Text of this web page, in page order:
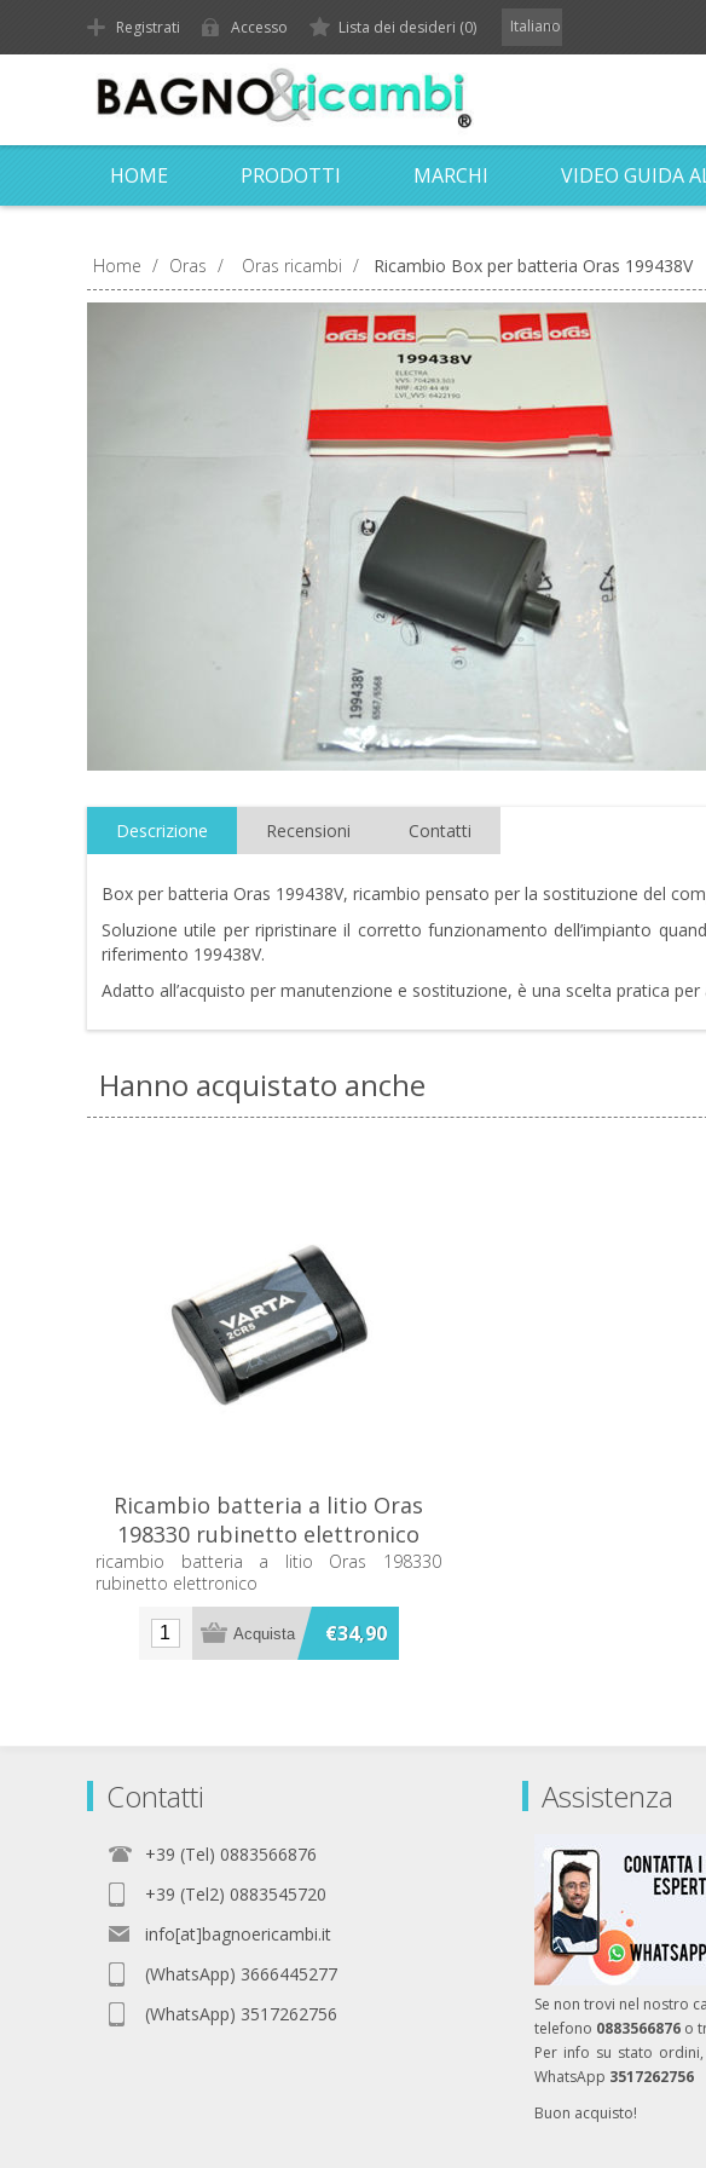
Registrati Accesso Lista dei desideri (0) Italiano
HOME PRODOTTI MARCHI VIDEO GUIDA
Home / Oras / Oras ricambi / Ricambio Box per batteria Oras 199438V
Descrizione Recensioni Contatti
Box per batteria Oras 199438V, ricambio pensato per la sostituzione del
Soluzione utile per ripristinare il corretto funzionamento dell’impianto
riferimento 199438V.
Adatto all’acquisto per manutenzione e sostituzione, è una scelta pratica
Hanno acquistato anche
Ricambio batteria a litio Oras
198330 rubinetto elettronico
ricambio batteria a litio Oras 198330
rubinetto elettronico
€34,90
Contatti
+39 (Tel) 0883566876
+39 (Tel2) 0883545720
info[at]bagnoericambi.it
(WhatsApp) 3666445277
(WhatsApp) 3517262756
Assistenza
Se non trovi nel nostro
telefono 0883566876 o
Per info su stato
WhatsApp 3517262756
Buon acquisto!